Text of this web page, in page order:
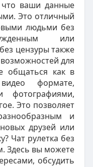
ваши данные
Это отличный
людьми без
или
цензуры также
для
общаться как в
формате,
фотографиями,
Это позволяет
и
друзей или
Чат рулетка без
Здесь вы можете
обсудить